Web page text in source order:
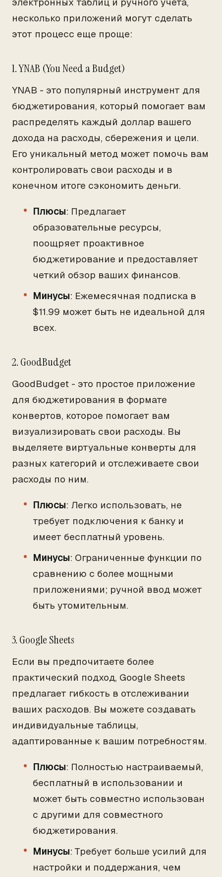
несколько приложений могут сделать
этот процесс еще проще:
1. YNAB (You Need a Budget)
YNAB - это популярный инструмент для
бюджетирования, который помогает вам
распределять каждый доллар вашего
дохода на расходы, сбережения и цели.
Его уникальный метод может помочь вам
контролировать свои расходы и в
конечном итоге сэкономить деньги.
Плюсы: Предлагает
образовательные ресурсы,
поощряет проактивное
бюджетирование и предоставляет
четкий обзор ваших финансов.
Минусы: Ежемесячная подписка в
$11.99 может быть не идеальной для
всех.
2. GoodBudget
GoodBudget - это простое приложение
для бюджетирования в формате
конвертов, которое помогает вам
визуализировать свои расходы. Вы
выделяете виртуальные конверты для
разных категорий и отслеживаете свои
расходы по ним.
Плюсы: Легко использовать, не
требует подключения к банку и
имеет бесплатный уровень.
Минусы: Ограниченные функции по
сравнению с более мощными
приложениями; ручной ввод может
быть утомительным.
3. Google Sheets
Если вы предпочитаете более
практический подход, Google Sheets
предлагает гибкость в отслеживании
ваших расходов. Вы можете создавать
индивидуальные таблицы,
адаптированные к вашим потребностям.
Плюсы: Полностью настраиваемый,
бесплатный в использовании и
может быть совместно использован
с другими для совместного
бюджетирования.
Минусы: Требует больше усилий для
настройки и поддержания, чем